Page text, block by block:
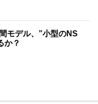
モデル、”小型のNS
か？